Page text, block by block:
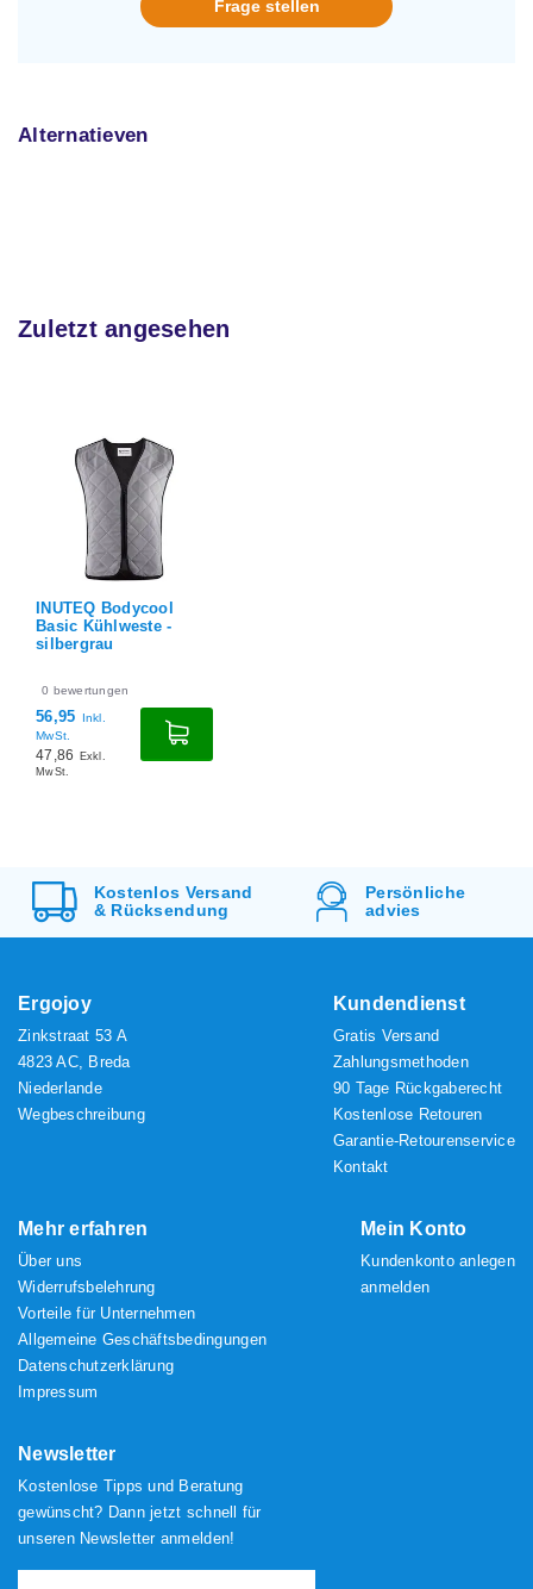
Frage stellen
Alternatieven
Zuletzt angesehen
INUTEQ Bodycool
Basic Kühlweste -
silbergrau
0 bewertungen
56,95
Inkl.
MwSt.
47,86
Exkl.
MwSt.
Kostenlos Versand
& Rücksendung
Persönliche
advies
Ergojoy
Zinkstraat 53 A
4823 AC, Breda
Niederlande
Wegbeschreibung
Kundendienst
Gratis Versand
Zahlungsmethoden
90 Tage Rückgaberecht
Kostenlose Retouren
Garantie-Retourenservice
Kontakt
Mehr erfahren
Über uns
Widerrufsbelehrung
Vorteile für Unternehmen
Allgemeine Geschäftsbedingungen
Datenschutzerklärung
Impressum
Mein Konto
Kundenkonto anlegen
anmelden
Newsletter
Kostenlose Tipps und Beratung
gewünscht? Dann jetzt schnell für
unseren Newsletter anmelden!